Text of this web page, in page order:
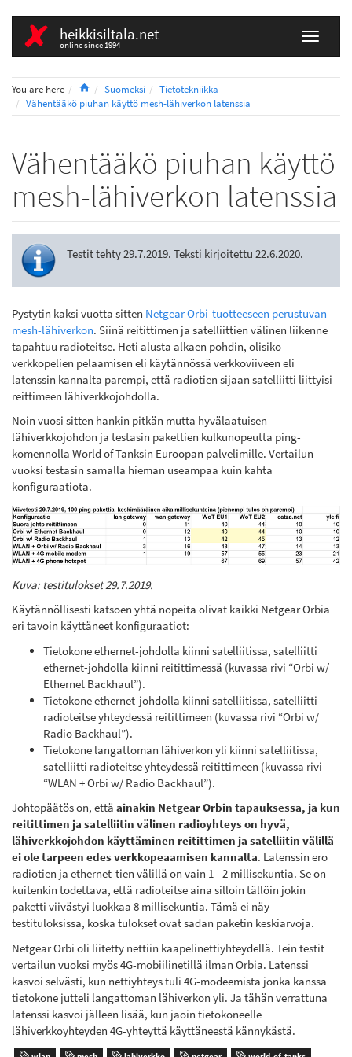
heikkisiltala.net
online since 1994
You are here HomeSuomeksi
Tietotekniikka
Vähentääkö piuhan käyttö mesh-lähiverkon latenssia
Vähentääkö piuhan käyttö
mesh-lähiverkon latenssia
Testit tehty 29.7.2019. Teksti kirjoitettu 22.6.2020.
Pystytin kaksi vuotta sitten Netgear Orbi-tuotteeseen perustuvan
mesh-lähiverkon. Siinä reitittimen ja satelliittien välinen liikenne
tapahtuu radioteitse. Heti alusta alkaen pohdin, olisiko
verkkopelien pelaamisen eli käytännössä verkkoviiveen eli
latenssin kannalta parempi, että radiotien sijaan satelliitti liittyisi
reittimeen lähiverkkojohdolla.
Noin vuosi sitten hankin pitkän mutta hyvälaatuisen
lähiverkkojohdon ja testasin pakettien kulkunopeutta ping-
komennolla World of Tanksin Euroopan palvelimille. Vertailun
vuoksi testasin samalla hieman useampaa kuin kahta
konfiguraatiota.
Kuva: testitulokset 29.7.2019.
Käytännöllisesti katsoen yhtä nopeita olivat kaikki Netgear Orbia
eri tavoin käyttäneet konfiguraatiot:
Tietokone ethernet-johdolla kiinni satelliitissa, satelliitti
ethernet-johdolla kiinni reitittimessä (kuvassa rivi “Orbi w/
Ethernet Backhaul”).
Tietokone ethernet-johdolla kiinni satelliitissa, satelliitti
radioteitse yhteydessä reitittimeen (kuvassa rivi “Orbi w/
Radio Backhaul”).
Tietokone langattoman lähiverkon yli kiinni satelliitissa,
satelliitti radioteitse yhteydessä reitittimeen (kuvassa rivi
“WLAN + Orbi w/ Radio Backhaul”).
Johtopäätös on, että ainakin Netgear Orbin tapauksessa, ja kun
reitittimen ja satelliitin välinen radioyhteys on hyvä,
lähiverkkojohdon käyttäminen reitittimen ja satelliitin välillä
ei ole tarpeen edes verkkopeaamisen kannalta. Latenssin ero
radiotien ja ethernet-tien välillä on vain 1 - 2 millisekuntia. Se on
kuitenkin todettava, että radioteitse aina silloin tällöin jokin
paketti viivästyi luokkaa 8 millisekuntia. Tämä ei näy
testituloksissa, koska tulokset ovat sadan paketin keskiarvoja.
Netgear Orbi oli liitetty nettiin kaapelinettiyhteydellä. Tein testit
vertailun vuoksi myös 4G-mobiilinetillä ilman Orbia. Latenssi
kasvoi selvästi, kun nettiyhteys tuli 4G-modeemista jonka kanssa
tietokone jutteli langattoman lähiverkon yli. Ja tähän verrattuna
latenssi kasvoi jälleen lisää, kun jaoin tietokoneelle
lähiverkkoyhteyden 4G-yhteyttä käyttäneestä kännykästä.